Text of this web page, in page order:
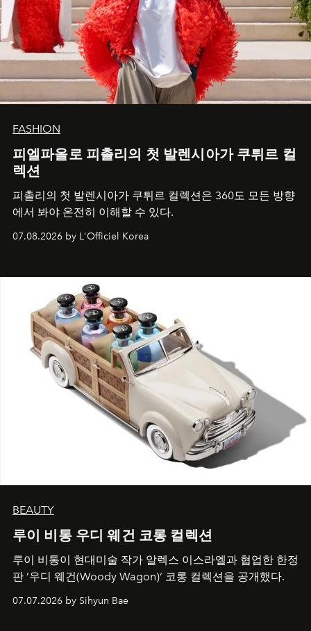
FASHION
피엘파올로 피촐리의 첫 발렌시아가 쿠튀르 컬
렉션
피촐리의 첫 발렌시아가 쿠튀르 컬렉션은 360도 모든 방향
에서 봐야 온전히 이해할 수 있다.
07.08.2026 by L'Officiel Korea
BEAUTY
루이 비통 우디 웨건 코롱 컬렉션
루이 비통이 현대미술 작가 알렉스 이스라엘과 협업한 한정
판 ’우디 웨건(Woody Wagon)‘ 코롱 컬렉션을 공개했다.
07.07.2026 by Sihyun Bae